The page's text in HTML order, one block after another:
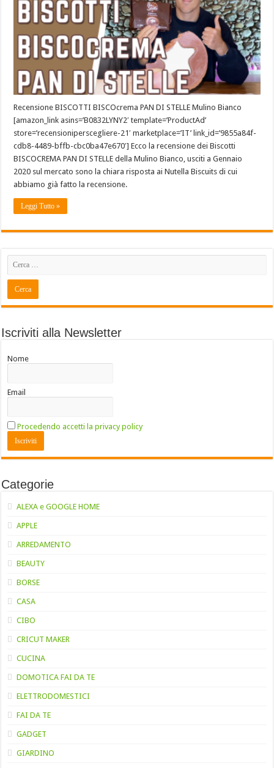
Recensione BISCOTTI BISCOcrema PAN DI STELLE Mulino Bianco
[amazon_link asins=’B0832LYNY2′ template=’ProductAd’
store=’recensioniperscegliere-21′ marketplace=’IT’ link_id=’9855a84f-
cdb8-4489-bffb-cbc0ba47e670′] Ecco la recensione dei Biscotti
BISCOCREMA PAN DI STELLE della Mulino Bianco, usciti a Gennaio
2020 sul mercato sono la chiara risposta ai Nutella Biscuits di cui
abbiamo già fatto la recensione.
Leggi Tutto »
Iscriviti alla Newsletter
Nome
Email
Procedendo accetti la privacy policy
Categorie
ALEXA e GOOGLE HOME
APPLE
ARREDAMENTO
BEAUTY
BORSE
CASA
CIBO
CRICUT MAKER
CUCINA
DOMOTICA FAI DA TE
ELETTRODOMESTICI
FAI DA TE
GADGET
GIARDINO